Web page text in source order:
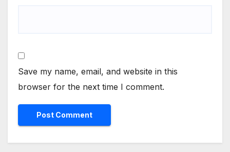
Save my name, email, and website in this
browser for the next time I comment.